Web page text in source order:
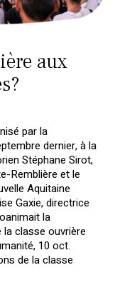
aux
par la
dernier, à la
Stéphane Sirot,
Remblière et le
Aquitaine
Gaxie, directrice
la
classe ouvrière
10 oct.
de la classe